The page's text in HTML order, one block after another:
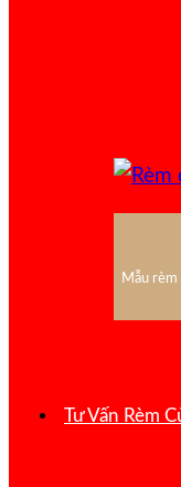
Mẫu rèm
Tư Vấn Rèm